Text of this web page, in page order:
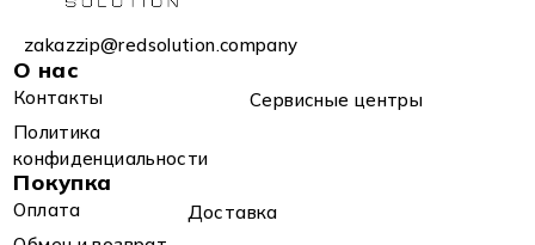
zakazzip@redsolution.company
О нас
Контакты
Сервисные центры
Политика
конфиденциальности
Покупка
Оплата
Доставка